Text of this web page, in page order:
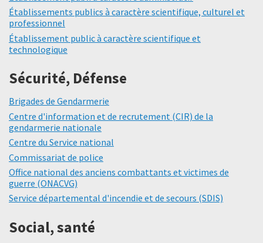
Établissements publics à caractère scientifique, culturel et
professionnel
Établissement public à caractère scientifique et
technologique
Sécurité, Défense
Brigades de Gendarmerie
Centre d'information et de recrutement (CIR) de la
gendarmerie nationale
Centre du Service national
Commissariat de police
Office national des anciens combattants et victimes de
guerre (ONACVG)
Service départemental d'incendie et de secours (SDIS)
Social, santé